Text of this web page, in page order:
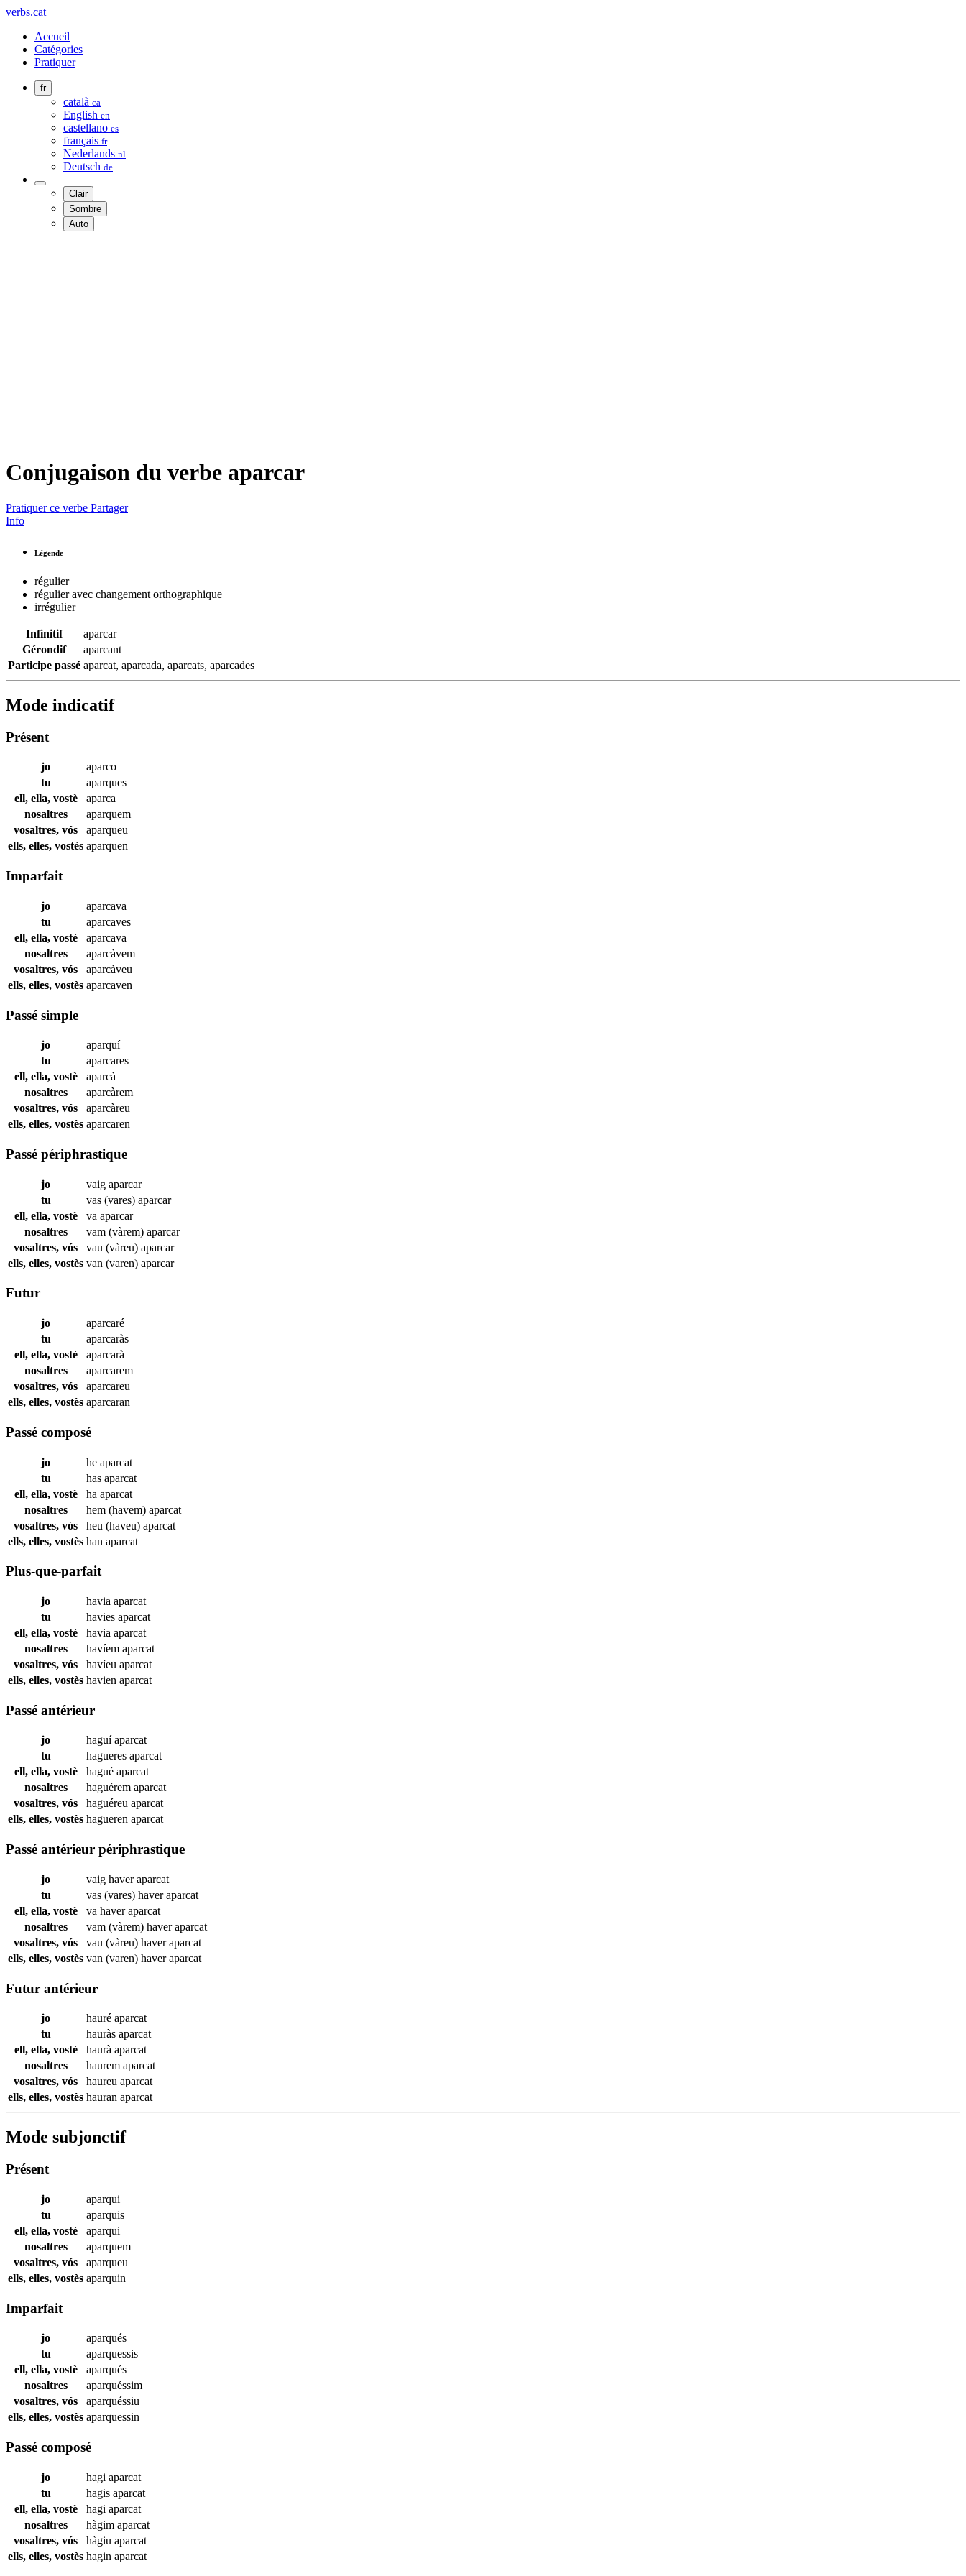
verbs.cat
Accueil
Catégories
Pratiquer
fr
català ca
English en
castellano es
français fr
Nederlands nl
Deutsch de
Clair
Sombre
Auto
Conjugaison du verbe aparcar
Pratiquer ce verbe Partager
Info
Légende
régulier
régulier avec changement orthographique
irrégulier
Infinitif
aparcar
Gérondif
aparcant
Participe passé aparcat, aparcada, aparcats, aparcades
Mode indicatif
Présent
jo
aparco
tu
aparques
ell, ella, vostè
aparca
nosaltres
aparquem
vosaltres, vós
aparqueu
ells, elles, vostès aparquen
Imparfait
jo
aparcava
tu
aparcaves
ell, ella, vostè
aparcava
nosaltres
aparcàvem
vosaltres, vós
aparcàveu
ells, elles, vostès aparcaven
Passé simple
jo
aparquí
tu
aparcares
ell, ella, vostè
aparcà
nosaltres
aparcàrem
vosaltres, vós
aparcàreu
ells, elles, vostès aparcaren
Passé périphrastique
jo vaig aparcar
tu
vas (vares) aparcar
ell, ella, vostè
va aparcar
nosaltres
vam (vàrem) aparcar
vosaltres, vós
vau (vàreu) aparcar
ells, elles, vostès van (varen) aparcar
Futur
jo
aparcaré
tu
aparcaràs
ell, ella, vostè
aparcarà
nosaltres
aparcarem
vosaltres, vós
aparcareu
ells, elles, vostès aparcaran
Passé composé
jo he aparcat
tu
has aparcat
ell, ella, vostè
ha aparcat
nosaltres
hem (havem) aparcat
vosaltres, vós
heu (haveu) aparcat
ells, elles, vostès han aparcat
Plus-que-parfait
jo havia aparcat
tu
havies aparcat
ell, ella, vostè
havia aparcat
nosaltres
havíem aparcat
vosaltres, vós
havíeu aparcat
ells, elles, vostès havien aparcat
Passé antérieur
jo haguíaparcat
tu
hagueres aparcat
ell, ella, vostè
hagué aparcat
nosaltres
haguérem aparcat
vosaltres, vós
haguéreu aparcat
ells, elles, vostès hagueren aparcat
Passé antérieur périphrastique
jo vaig haveraparcat
tu
vas (vares) haveraparcat
ell, ella, vostè
va haveraparcat
nosaltres
vam (vàrem) haveraparcat
vosaltres, vós
vau (vàreu) haveraparcat
ells, elles, vostès van (varen) haveraparcat
Futur antérieur
jo hauré aparcat
tu
hauràs aparcat
ell, ella, vostè
haurà aparcat
nosaltres
haurem aparcat
vosaltres, vós
haureu aparcat
ells, elles, vostès hauran aparcat
Mode subjonctif
Présent
jo
aparqui
tu
aparquis
ell, ella, vostè
aparqui
nosaltres
aparquem
vosaltres, vós
aparqueu
ells, elles, vostès aparquin
Imparfait
jo
aparqués
tu
aparquessis
ell, ella, vostè
aparqués
nosaltres
aparquéssim
vosaltres, vós
aparquéssiu
ells, elles, vostès aparquessin
Passé composé
jo hagi aparcat
tu
hagis aparcat
ell, ella, vostè
hagi aparcat
nosaltres
hàgim aparcat
vosaltres, vós
hàgiu aparcat
ells, elles, vostès hagin aparcat